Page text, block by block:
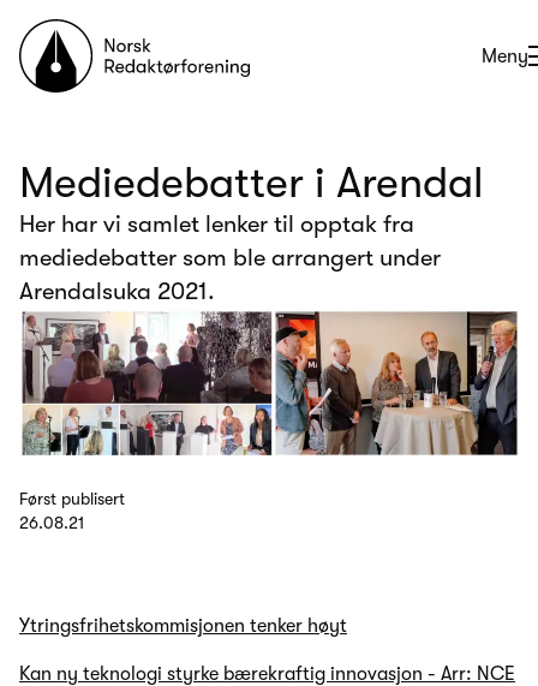
Til forsiden
Åpne
Meny
Mediedebatter i Arendal
Her har vi samlet lenker til opptak fra
mediedebatter som ble arrangert under
Arendalsuka 2021.
Først publisert
26.08.21
Ytringsfrihetskommisjonen tenker høyt
Kan ny teknologi styrke bærekraftig innovasjon - Arr: NCE